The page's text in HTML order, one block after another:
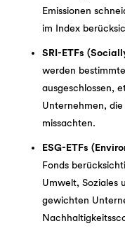
Emissionen
im Index
SRI-ETFs
werden
ausgeschlossen,
Unternehmen,
missachten.
ESG-ETFs
Fonds
Umwelt, Soziales
gewichten